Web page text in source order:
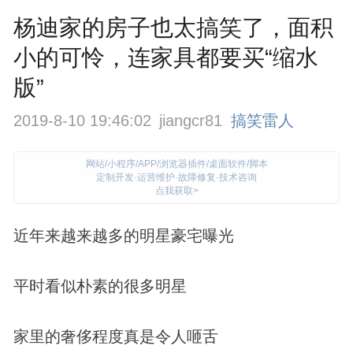
杨迪家的房子也太搞笑了，面积
小的可怜，连家具都要买“缩水
版”
2019-8-10 19:46:02 jiangcr81 搞笑雷人
网站/小程序/APP/浏览器插件/桌面软件/脚本
定制开发·运营维护·故障修复·技术咨询
点我获取>
近年来越来越多的明星豪宅曝光
平时看似朴素的很多明星
家里的奢侈程度真是令人咂舌